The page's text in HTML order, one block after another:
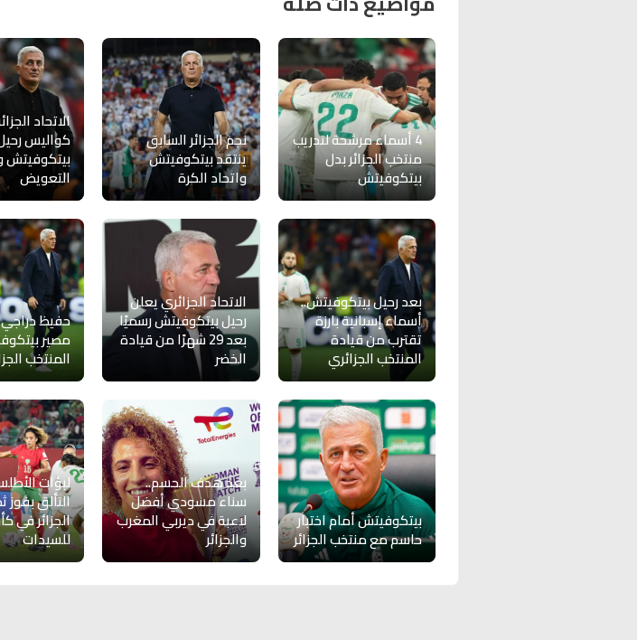
4 أسماء مرشحة لتدريب
منتخب الجزائر بدل
بيتكوفيتش
نجم الجزائر السابق
ينتقد بيتكوفيتش
واتحاد الكرة
الاتحاد
كواليس
بيتكوفيتش
التعويض
بعد رحيل بيتكوفيتش..
أسماء إسبانية بارزة
تقترب من قيادة
المنتخب الجزائري
الاتحاد الجزائري يعلن
رحيل بيتكوفيتش رسميًا
بعد 29 شهرًا من قيادة
الخضر
حفيظ
مصير
المنتخب
بيتكوفيتش أمام اختبار
حاسم مع منتخب الجزائر
بعد هدف الحسم..
سناء مسودي أفضل
لاعبة في ديربي المغرب
والجزائر
لبؤات
التألق
الجزائر في
للسيدات